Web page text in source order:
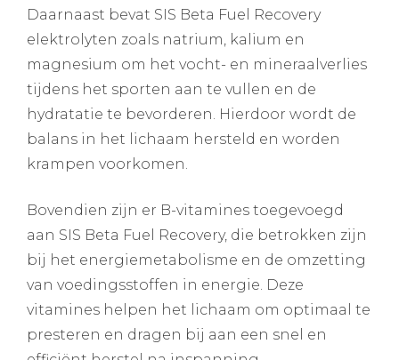
Daarnaast bevat SIS Beta Fuel Recovery
elektrolyten zoals natrium, kalium en
magnesium om het vocht- en mineraalverlies
tijdens het sporten aan te vullen en de
hydratatie te bevorderen. Hierdoor wordt de
balans in het lichaam hersteld en worden
krampen voorkomen.
Bovendien zijn er B-vitamines toegevoegd
aan SIS Beta Fuel Recovery, die betrokken zijn
bij het energiemetabolisme en de omzetting
van voedingsstoffen in energie. Deze
vitamines helpen het lichaam om optimaal te
presteren en dragen bij aan een snel en